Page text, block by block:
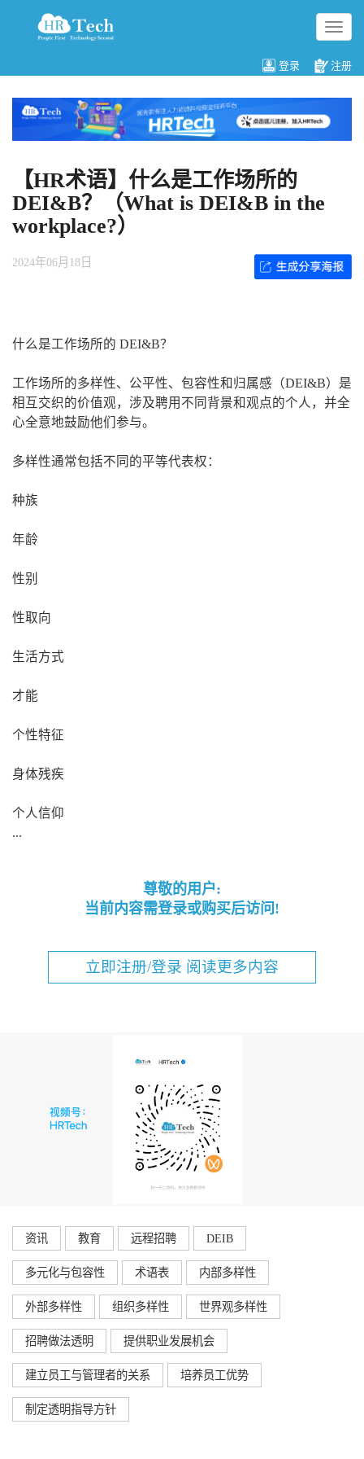
切
换
航
登录 注册
【HR术语】什么是工作场所的
DEI&B？（What is DEI&B in the
workplace?）
2024年06月18日
什么是工作场所的 DEI&B？
工作场所的多样性、公平性、包容性和归属感（DEI&B）是
相互交织的价值观，涉及聘用不同背景和观点的个人，并全
心全意地鼓励他们参与。
多样性通常包括不同的平等代表权：
种族
年龄
性别
性取向
生活方式
才能
个性特征
身体残疾
个人信仰
...
尊敬的用户:
当前内容需登录或购买后访问!
立即注册/登录 阅读更多内容
资讯 教育 远程招聘 DEIB
多元化与包容性 术语表 内部多样性
外部多样性 组织多样性 世界观多样性
招聘做法透明 提供职业发展机会
建立员工与管理者的关系 培养员工优势
制定透明指导方针